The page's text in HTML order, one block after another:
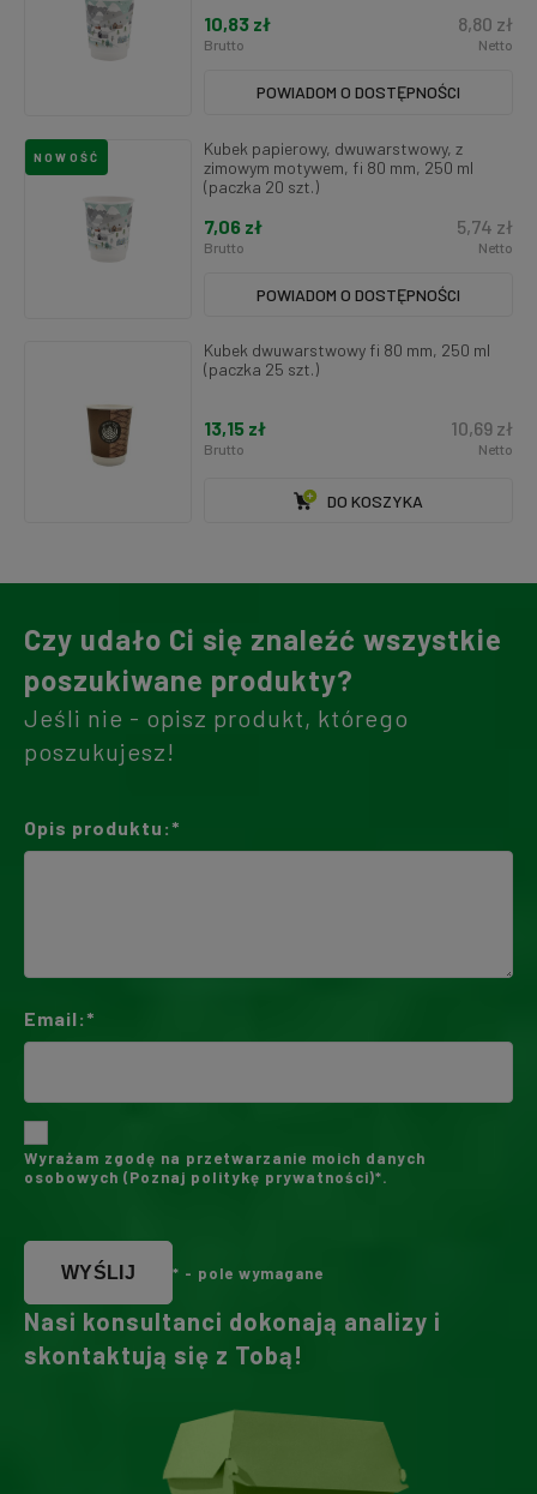
10,83 zł
Brutto
8,80 zł
Netto
POWIADOM O DOSTĘPNOŚCI
Kubek papierowy, dwuwarstwowy, z
zimowym motywem, fi 80 mm, 250 ml
(paczka 20 szt.)
7,06 zł
Brutto
5,74 zł
Netto
POWIADOM O DOSTĘPNOŚCI
NOWOŚĆ
Kubek dwuwarstwowy fi 80 mm, 250 ml
(paczka 25 szt.)
13,15 zł
Brutto
10,69 zł
Netto
DO KOSZYKA
Czy udało Ci się znaleźć wszystkie
poszukiwane produkty?
Jeśli nie - opisz produkt, którego
poszukujesz!
Opis produktu:*
Email:*
Wyrażam zgodę na przetwarzanie moich danych
osobowych (Poznaj politykę prywatności)*.
WYŚLIJ * - pole wymagane
Nasi konsultanci dokonają analizy i
skontaktują się z Tobą!